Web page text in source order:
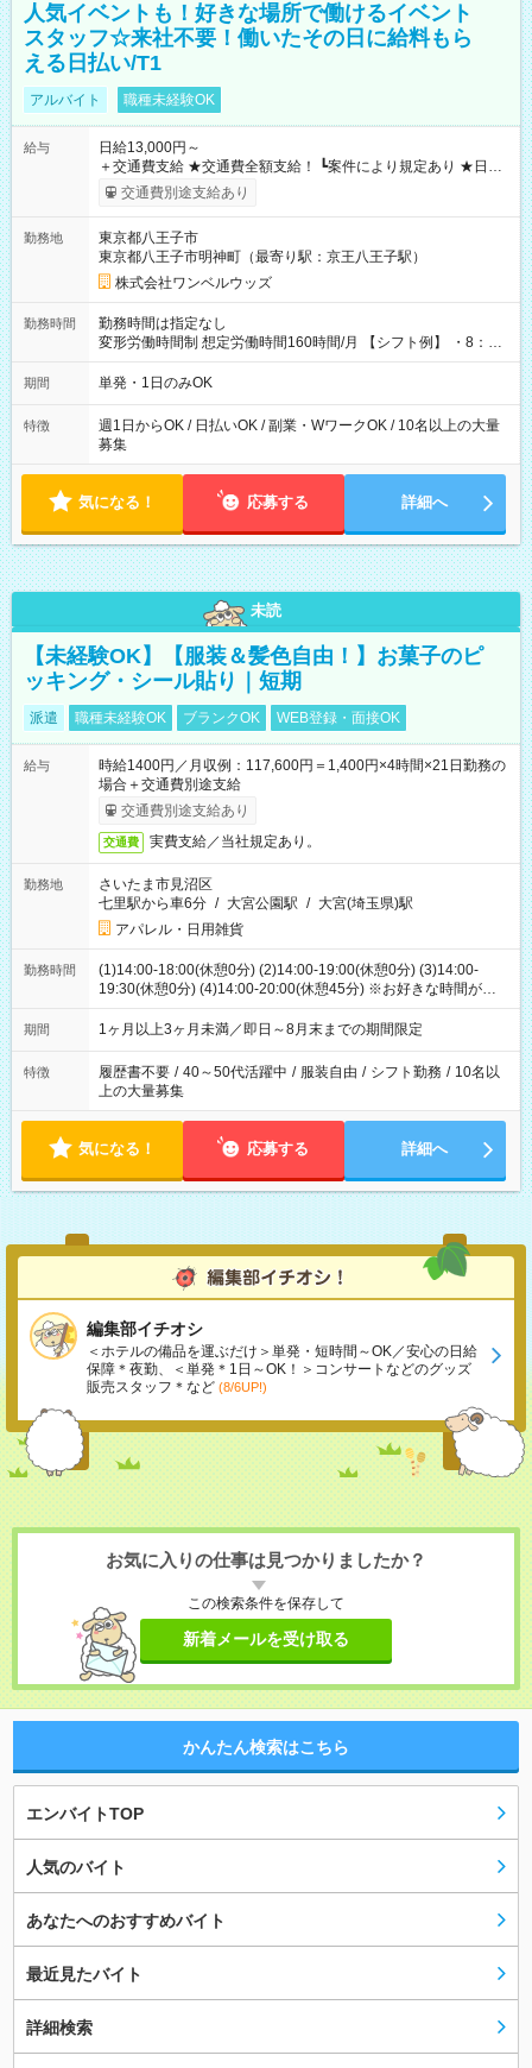
人気イベントも！好きな場所で働けるイベント
スタッフ☆来社不要！働いたその日に給料もら
える日払い/T1
アルバイト 職種未経験OK
給与
日給13,000円～
＋交通費支給 ★交通費全額支給！ ┗案件により規定あり ★日払
いOK！（規定あり） ┗働いたその日に現金GET♪ お仕事後はコ
ンビニATMから 日払い分を引き落とせます！ 【試用期間】試
交通費別途支給あり
勤務地
東京都八王子市
東京都八王子市明神町（最寄り駅：京王八王子駅）
株式会社ワンベルウッズ
勤務時間
勤務時間は指定なし
変形労働時間制 想定労働時間160時間/月 【シフト例】 ・8：00
～21：00
期間 単発・1日のみOK
特徴
週1日からOK / 日払いOK / 副業・WワークOK / 10名以上の大量
募集
気になる！ 応募する 詳細へ
未読
【未経験OK】【服装＆髪色自由！】お菓子のピ
ッキング・シール貼り｜短期
派遣 職種未経験OK ブランクOK WEB登録・面接OK
給与
時給1400円／月収例：117,600円＝1,400円×4時間×21日勤務の
場合＋交通費別途支給
交通費別途支給あり
交通費 実費支給／当社規定あり。
勤務地
さいたま市見沼区
七里駅から車6分 / 大宮公園駅 / 大宮(埼玉県)駅
アパレル・日用雑貨
勤務時間
(1)14:00-18:00(休憩0分) (2)14:00-19:00(休憩0分) (3)14:00-
19:30(休憩0分) (4)14:00-20:00(休憩45分) ※お好きな時間が選べ
ます
期間 1ヶ月以上3ヶ月未満／即日～8月末までの期間限定
特徴 履歴書不要 / 40～50代活躍中 / 服装自由 / シフト勤務 / 10名以
上の大量募集
気になる！ 応募する 詳細へ
編集部イチオシ
＜ホテルの備品を運ぶだけ＞単発・短時間～OK／安心の日給
保障＊夜勤、＜単発＊1日～OK！＞コンサートなどのグッズ
販売スタッフ＊など (8/6UP!)
お気に入りの仕事は見つかりましたか？
この検索条件を保存して
新着メールを受け取る
かんたん検索はこちら
エンバイトTOP
人気のバイト
あなたへのおすすめバイト
最近見たバイト
詳細検索